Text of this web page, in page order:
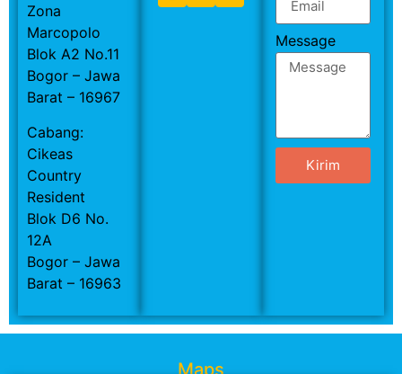
Zona
Marcopolo
Blok A2 No.11
Bogor – Jawa
Barat – 16967
Cabang:
Cikeas
Country
Resident
Blok D6 No.
12A
Bogor – Jawa
Barat – 16963
Message
Kirim
Maps